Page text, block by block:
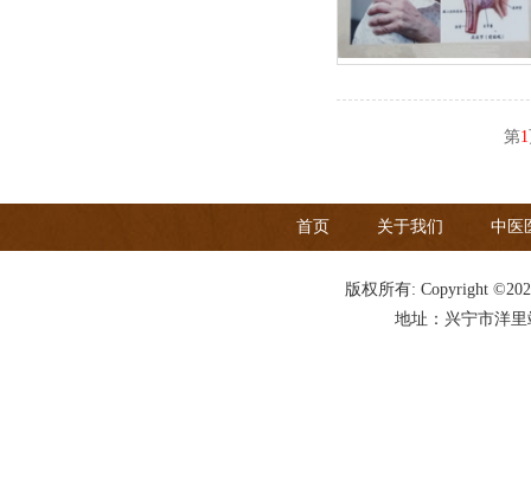
第1
首页 关于我们 中医
版权所有: Copyright
地址：兴宁市洋